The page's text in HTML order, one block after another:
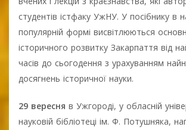
студентів істфаку УжНУ. У посібнику в
популярній формі висвітлюються
історичного розвитку Закарпаття від
часів до сьогодення з урахуванням
досягнень історичної науки.
29 вересня в Ужгороді, у обласній
науковій бібліотеці ім. Ф. Потушняка,